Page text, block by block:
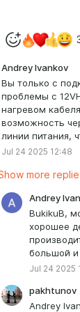
Andrey Ivankov
Вы только с
проблемы с
нагревом
возможность
линии питания,
Jul 24 2025 12:48
more
Andrey
BukikuB,
хорошее
большой
Jul 24 2025
pakhtunov
Andrey